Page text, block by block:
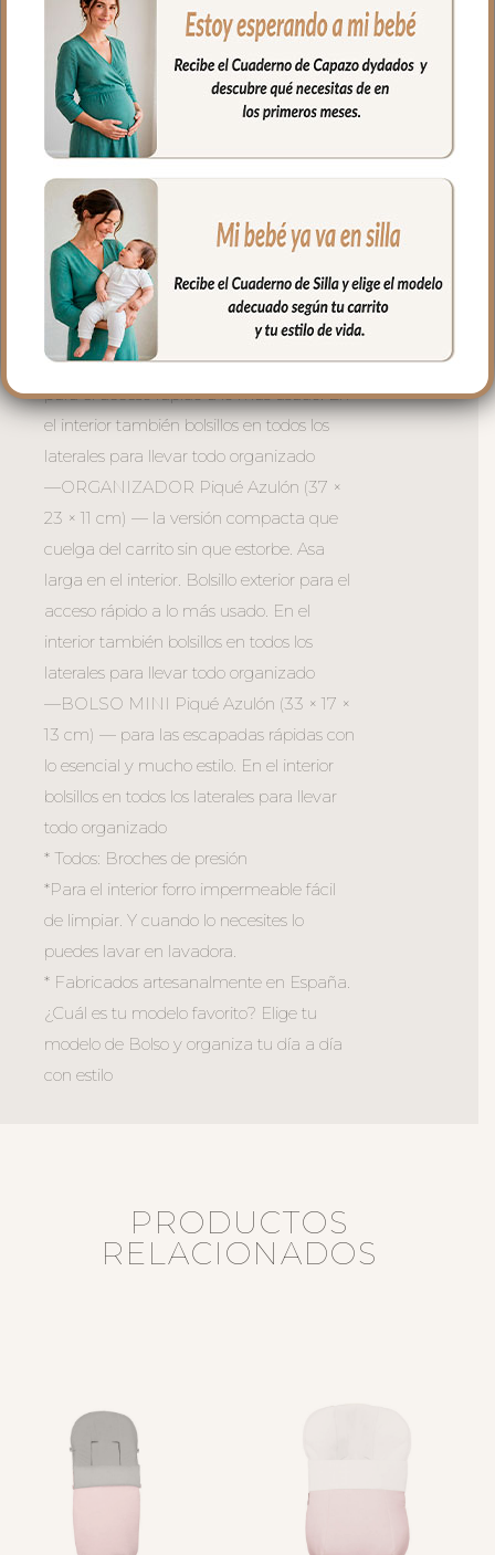
todo organizado
—BOLSO BARCO Piqué Azulón (36 ×
29 × 12 cm) — cómodo y versátil, para las
salidas más largas por el bosque de la
ciudad. Asa larga regulable. Bolsillo
exterior para el acceso rápido a lo más
usado. En el interior también bolsillos en
un lateral para llevar todo organizado
—ORGANIZADOR XL Piqué Azulón (38
× 27 × 12 cm) — para la mamá que
necesita tenerlo todo a mano al instante.
Asa larga en el interior. Bolsillo exterior
para el acceso rápido a lo más usado. En
el interior también bolsillos en todos los
laterales para llevar todo organizado
—ORGANIZADOR Piqué Azulón (37 ×
23 × 11 cm) — la versión compacta que
cuelga del carrito sin que estorbe. Asa
larga en el interior. Bolsillo exterior para el
acceso rápido a lo más usado. En el
interior también bolsillos en todos los
laterales para llevar todo organizado
—BOLSO MINI Piqué Azulón (33 × 17 ×
13 cm) — para las escapadas rápidas con
lo esencial y mucho estilo. En el interior
bolsillos en todos los laterales para llevar
todo organizado
* Todos: Broches de presión
*Para el interior forro impermeable fácil
de limpiar. Y cuando lo necesites lo
puedes lavar en lavadora.
* Fabricados artesanalmente en España.
¿Cuál es tu modelo favorito? Elige tu
modelo de Bolso y organiza tu día a día
con estilo
PRODUCTOS
RELACIONADOS